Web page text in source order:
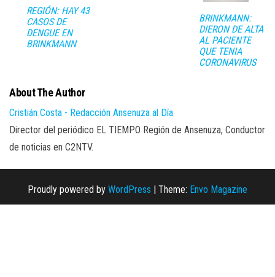
REGIÓN: HAY 43
CASOS DE
DENGUE EN
BRINKMANN
BRINKMANN:
DIERON DE ALTA
AL PACIENTE
QUE TENIA
CORONAVIRUS
About The Author
Cristián Costa - Redacción Ansenuza al Día
Director del periódico EL TIEMPO Región de Ansenuza, Conductor
de noticias en C2NTV.
Proudly powered by WordPress Theme: Envo Magazine